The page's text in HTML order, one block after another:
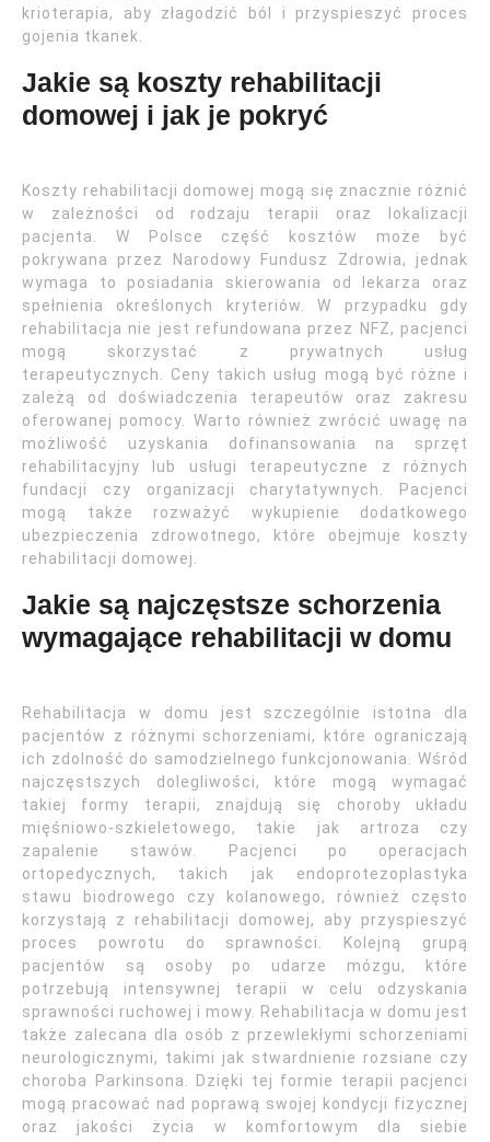
krioterapia, aby złagodzić ból i przyspieszyć proces
gojenia tkanek.
Jakie są koszty rehabilitacji
domowej i jak je pokryć
Koszty rehabilitacji domowej mogą się znacznie różnić
w zależności od rodzaju terapii oraz lokalizacji
pacjenta. W Polsce część kosztów może być
pokrywana przez Narodowy Fundusz Zdrowia, jednak
wymaga to posiadania skierowania od lekarza oraz
spełnienia określonych kryteriów. W przypadku gdy
rehabilitacja nie jest refundowana przez NFZ, pacjenci
mogą skorzystać z prywatnych usług
terapeutycznych. Ceny takich usług mogą być różne i
zależą od doświadczenia terapeutów oraz zakresu
oferowanej pomocy. Warto również zwrócić uwagę na
możliwość uzyskania dofinansowania na sprzęt
rehabilitacyjny lub usługi terapeutyczne z różnych
fundacji czy organizacji charytatywnych. Pacjenci
mogą także rozważyć wykupienie dodatkowego
ubezpieczenia zdrowotnego, które obejmuje koszty
rehabilitacji domowej.
Jakie są najczęstsze schorzenia
wymagające rehabilitacji w domu
Rehabilitacja w domu jest szczególnie istotna dla
pacjentów z różnymi schorzeniami, które ograniczają
ich zdolność do samodzielnego funkcjonowania. Wśród
najczęstszych dolegliwości, które mogą wymagać
takiej formy terapii, znajdują się choroby układu
mięśniowo-szkieletowego, takie jak artroza czy
zapalenie stawów. Pacjenci po operacjach
ortopedycznych, takich jak endoprotezoplastyka
stawu biodrowego czy kolanowego, również często
korzystają z rehabilitacji domowej, aby przyspieszyć
proces powrotu do sprawności. Kolejną grupą
pacjentów są osoby po udarze mózgu, które
potrzebują intensywnej terapii w celu odzyskania
sprawności ruchowej i mowy. Rehabilitacja w domu jest
także zalecana dla osób z przewlekłymi schorzeniami
neurologicznymi, takimi jak stwardnienie rozsiane czy
choroba Parkinsona. Dzięki tej formie terapii pacjenci
mogą pracować nad poprawą swojej kondycji fizycznej
oraz jakości życia w komfortowym dla siebie